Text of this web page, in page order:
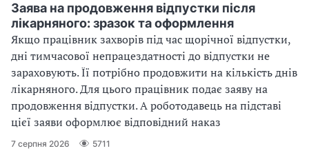
Заява на продовження відпустки після
лікарняного: зразок та оформлення
Якщо працівник захворів під час щорічної відпустки,
дні тимчасової непрацездатності до відпустки не
зараховують. Її потрібно продовжити на кількість днів
лікарняного. Для цього працівник подає заяву на
продовження відпустки. А роботодавець на підставі
цієї заяви оформлює відповідний наказ
7 серпня 2026 5711